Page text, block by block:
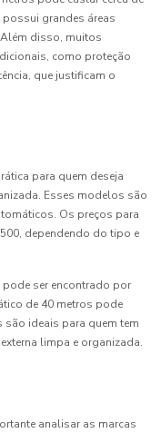
grandes áreas
Além disso, muitos
como proteção
que justificam o
para quem deseja
Esses modelos são
Os preços para
dependendo do tipo e
ser encontrado por
de 40 metros pode
ideais para quem tem
limpa e organizada.
analisar as marcas